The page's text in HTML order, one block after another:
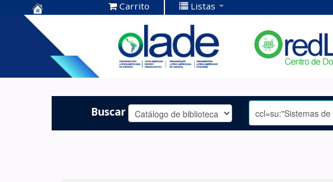
Centro de
Documentación
OLADE -
Carrito Listas
Buscar